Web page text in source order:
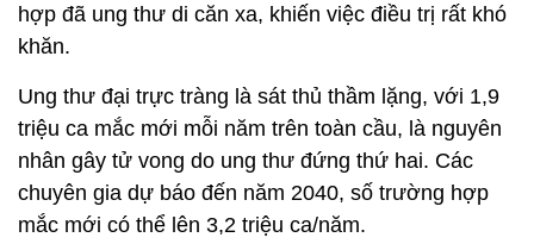
hợp đã ung thư di căn xa, khiến việc điều trị rất khó
khăn.
Ung thư đại trực tràng là sát thủ thầm lặng, với 1,9
triệu ca mắc mới mỗi năm trên toàn cầu, là nguyên
nhân gây tử vong do ung thư đứng thứ hai. Các
chuyên gia dự báo đến năm 2040, số trường hợp
mắc mới có thể lên 3,2 triệu ca/năm.